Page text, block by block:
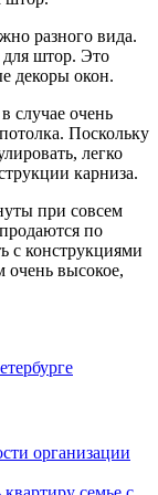
разного вида.
для штор. Это
декоры окон.
случае очень
Поскольку
легко
карниза.
при совсем
по
с конструкциями
очень высокое,
организации